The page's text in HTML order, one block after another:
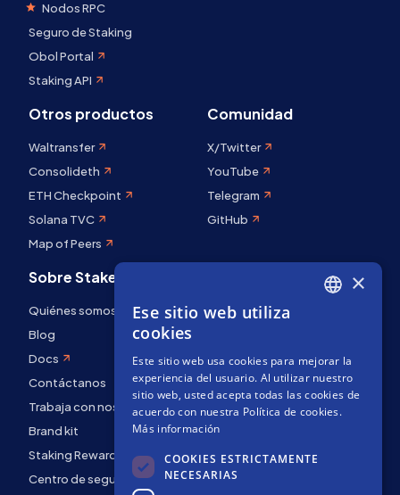
Nodos RPC
Seguro de Staking
Obol Portal
Staking API
Otros productos
Waltransfer
Consolideth
ETH Checkpoint
Solana TVC
Map of Peers
Comunidad
X/Twitter
YouTube
Telegram
GitHub
Sobre Stakely
Quiénes somos
Blog
Docs
Contáctanos
Trabaja con nosotros
Brand kit
Staking Rewards
Centro de seguridad
FRENCH
×
Ese sitio web utiliza
cookies
Este sitio web usa cookies para mejorar la
experiencia del usuario. Al utilizar nuestro
sitio web, usted acepta todas las cookies de
acuerdo con nuestra Política de cookies.
Más información
COOKIES ESTRICTAMENTE
NECESARIAS